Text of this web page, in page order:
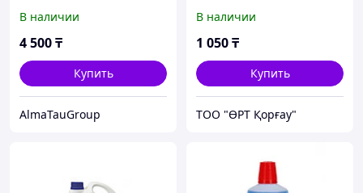
В наличии
4 500₸
Купить
AlmaTauGroup
В наличии
1 050₸
Купить
ТОО "ӨРТ Қорғау"